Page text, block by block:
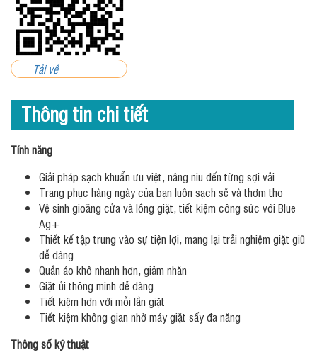
Tải về
Thông tin chi tiết
Tính năng
Giải pháp sạch khuẩn ưu việt, nâng niu đến từng sợi vải
Trang phục hàng ngày của bạn luôn sạch sẽ và thơm tho
Vệ sinh gioăng cửa và lồng giặt, tiết kiệm công sức với Blue
Ag+
Thiết kế tập trung vào sự tiện lợi, mang lại trải nghiệm giặt giũ
dễ dàng
Quần áo khô nhanh hơn, giảm nhăn
Giặt ủi thông minh dễ dàng
Tiết kiệm hơn với mỗi lần giặt
Tiết kiệm không gian nhờ máy giặt sấy đa năng
Thông số kỹ thuật